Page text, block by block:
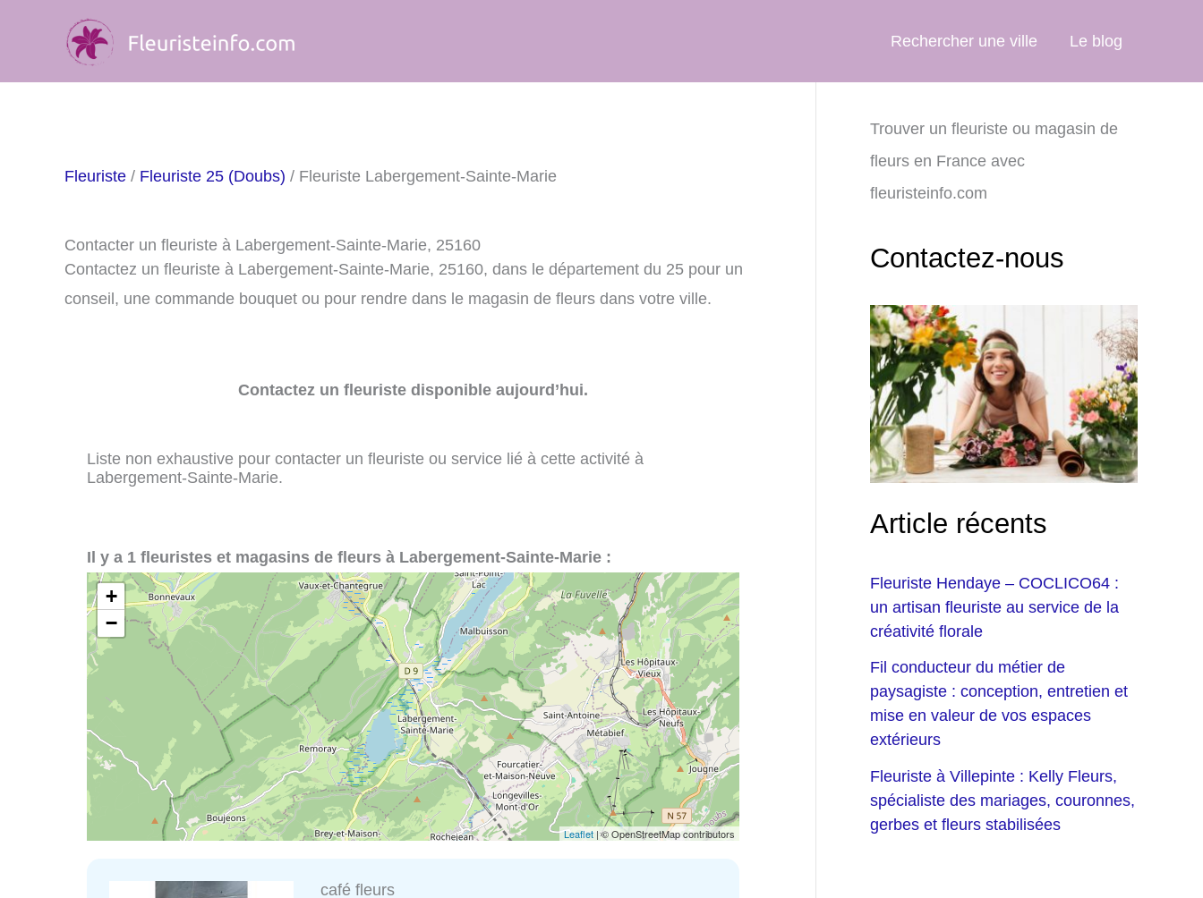
Rechercher une ville Le blog
Fleuriste / Fleuriste 25 (Doubs) / Fleuriste Labergement-Sainte-Marie
Contacter un fleuriste à Labergement-Sainte-Marie, 25160
Contactez un fleuriste à Labergement-Sainte-Marie, 25160, dans le département du 25 pour un
conseil, une commande bouquet ou pour rendre dans le magasin de fleurs dans votre ville.
Contactez un fleuriste disponible aujourd’hui.
Liste non exhaustive pour contacter un fleuriste ou service lié à cette activité à
Labergement-Sainte-Marie.
Il y a 1 fleuristes et magasins de fleurs à Labergement-Sainte-Marie :
+
−
Leaflet | © OpenStreetMap contributors
café fleurs
Trouver un fleuriste ou magasin de
fleurs en France avec
fleuristeinfo.com
Contactez-nous
Article récents
Fleuriste Hendaye – COCLICO64 :
un artisan fleuriste au service de la
créativité florale
Fil conducteur du métier de
paysagiste : conception, entretien et
mise en valeur de vos espaces
extérieurs
Fleuriste à Villepinte : Kelly Fleurs,
spécialiste des mariages, couronnes,
gerbes et fleurs stabilisées